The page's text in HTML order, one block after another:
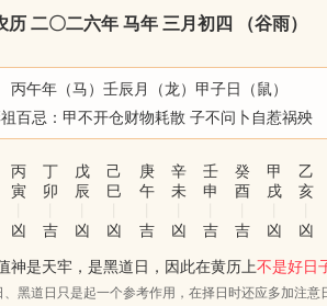
历 二〇二六年 马年 三月初四 （谷雨）
丙午年（马）壬辰月（龙）甲子日（鼠）
百忌：甲不开仓财物耗散 子不问卜自惹祸殃
丙
寅
凶
丁
卯
吉
戊
辰
凶
己
巳
凶
庚
午
吉
辛
未
凶
壬
申
吉
癸
酉
吉
甲
戌
凶
乙
亥
凶
神是天牢，是黑道日，因此在黄历上不是好日
黑道日只是起一个参考作用，在择日时还应多加注意